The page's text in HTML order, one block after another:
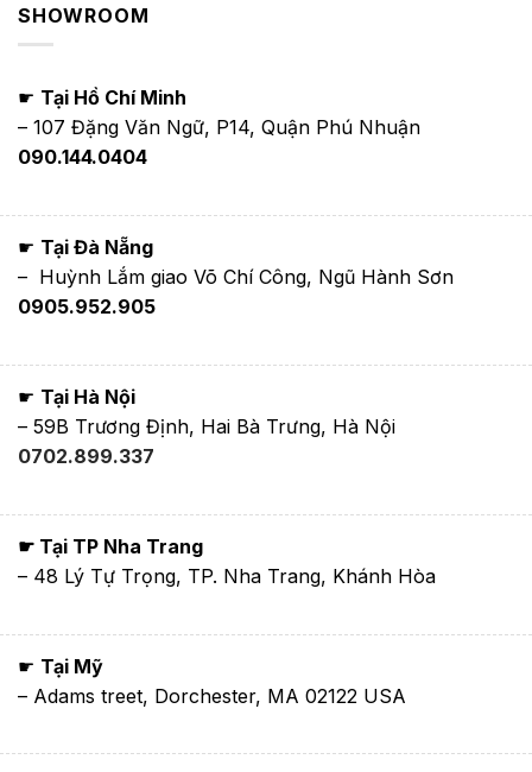
SHOWROOM
☛ Tại Hồ Chí Minh
– 107 Đặng Văn Ngữ, P14, Quận Phú Nhuận
090.144.0404
☛ Tại Đà Nẵng
– Huỳnh Lắm giao Võ Chí Công, Ngũ Hành Sơn
0905.952.905
☛ Tại Hà Nội
– 59B Trương Định, Hai Bà Trưng, Hà Nội
0702.899.337
☛ Tại TP Nha Trang
– 48 Lý Tự Trọng, TP. Nha Trang, Khánh Hòa
☛ Tại Mỹ
– Adams treet, Dorchester, MA 02122 USA